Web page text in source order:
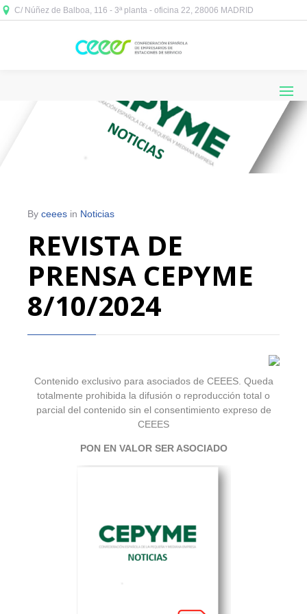
C/ Núñez de Balboa, 116 - 3ª planta - oficina 22, 28006 MADRID
By ceees in Noticias
REVISTA DE
PRENSA CEPYME
8/10/2024
Contenido exclusivo para asociados de CEEES. Queda
totalmente prohibida la difusión o reproducción total o
parcial del contenido sin el consentimiento expreso de
CEEES
PON EN VALOR SER ASOCIADO